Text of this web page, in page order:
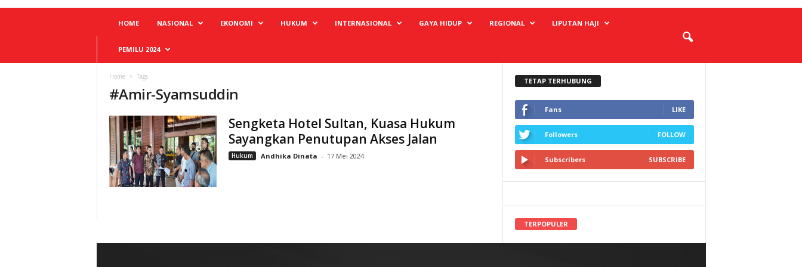
HOME NASIONAL EKONOMI HUKUM INTERNASIONAL GAYA HIDUP REGIONAL LIPUTAN HAJI
PEMILU 2024
Home Tags
#Amir-Syamsuddin
Sengketa Hotel Sultan, Kuasa Hukum
Sayangkan Penutupan Akses Jalan
Hukum Andhika Dinata - 17 Mei 2024
TETAP TERHUBUNG
Fans LIKE
Followers FOLLOW
Subscribers SUBSCRIBE
TERPOPULER